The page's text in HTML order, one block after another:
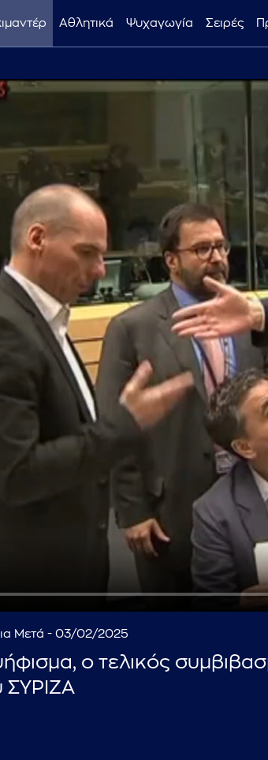
Αθλητικά Ψυχαγωγία Σειρές
...πληκτρολογήστε κείμενο προς
Μετά - 03/02/2025
ο τελικός
ΣΥΡΙΖΑ